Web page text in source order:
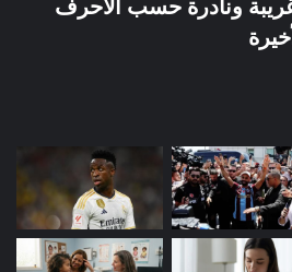
ونادرة حسب الأحرف